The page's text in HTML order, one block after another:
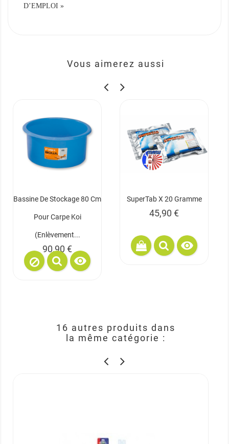
D’EMPLOI »
Vous aimerez aussi
Bassine De Stockage 80 Cm
Pour Carpe Koi
(enlèvement...
Prix
90,90 €

SuperTab X 20 Gramme
Prix
45,90 €

16 autres produits dans
la même catégorie :